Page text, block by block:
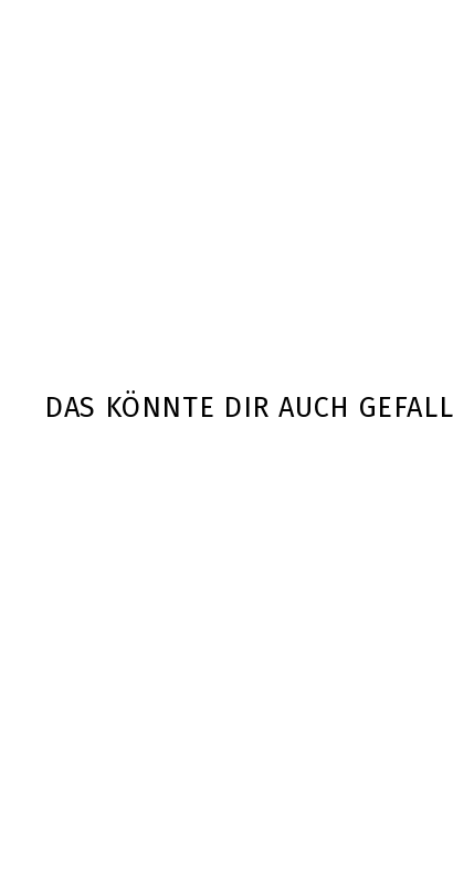
DAS KÖNNTE DIR AUCH